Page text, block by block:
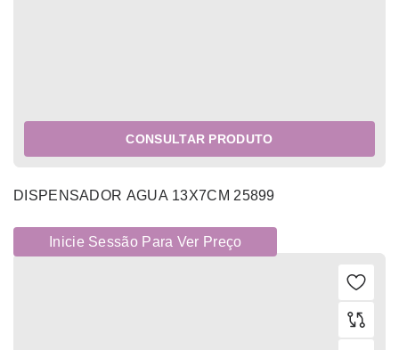
CONSULTAR PRODUTO
DISPENSADOR AGUA 13X7CM 25899
Inicie Sessão Para Ver Preço